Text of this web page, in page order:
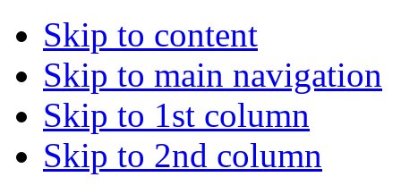
Skip to content
Skip to main navigation
Skip to 1st column
Skip to 2nd column